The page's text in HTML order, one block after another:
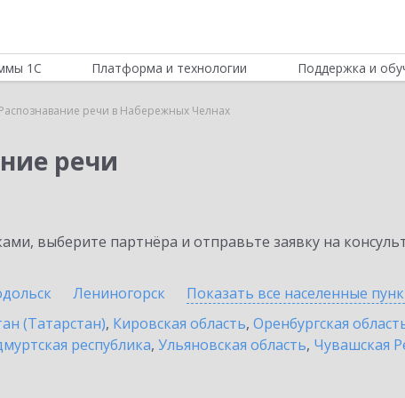
1С Платформа и технологии Поддержка и
речи в Набережных Челнах
речи
выберите партнёра и отправьте заявку на
Лениногорск Показать все населенные
(Татарстан), Кировская область, Оренбургская
республика, Ульяновская область, Чувашская